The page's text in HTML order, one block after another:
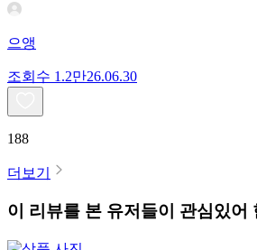
으앵
조회수 1.2만26.06.30
188
더보기
이 리뷰를 본 유저들이 관심있어